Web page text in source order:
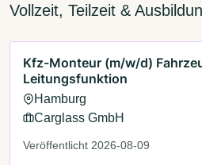
Vollzeit, Teilzeit &
Kfz-Monteur (m/w/d)
Leitungsfunktion
Hamburg
Carglass GmbH
Veröffentlicht 2026-08-09